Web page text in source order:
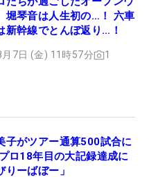
琴音は人生初の…！ 六車
新幹線でとんぼ返り…！
7日 (金) 11時57分 1
子がツアー通算500試合に
ロ18年目の大記録達成に
りーばぼー」